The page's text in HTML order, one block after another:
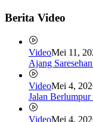
Berita Video
VideoMei 11,
Ajang
VideoMei 4,
Jalan
VideoMei 4,